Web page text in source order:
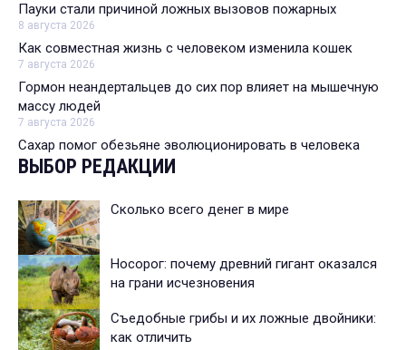
Пауки стали причиной ложных вызовов пожарных
8 августа 2026
Как совместная жизнь с человеком изменила кошек
7 августа 2026
Гормон неандертальцев до сих пор влияет на мышечную
массу людей
7 августа 2026
Сахар помог обезьяне эволюционировать в человека
ВЫБОР РЕДАКЦИИ
Сколько всего денег в мире
Носорог: почему древний гигант оказался
на грани исчезновения
Съедобные грибы и их ложные двойники:
как отличить